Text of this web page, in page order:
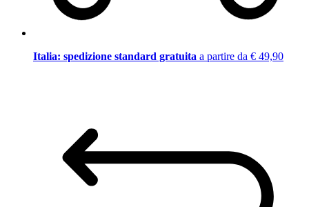
Italia: spedizione standard gratuita a partire da € 49,90